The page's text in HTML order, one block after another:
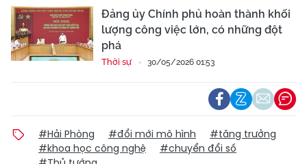
Đảng ủy Chính phủ hoàn thành khối
lượng công việc lớn, có những đột
phá
Thời sự 30/05/2026 01:53
#Hải Phòng #đổi mới mô hình
#tăng trưởng
#khoa học công nghệ
#chuyển đổi số